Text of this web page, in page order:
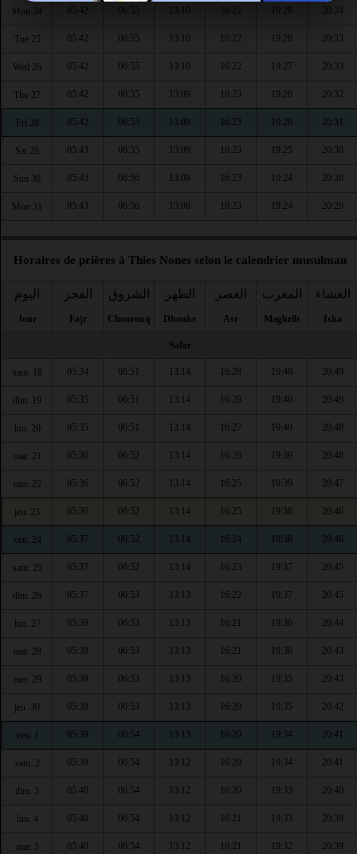
Mon 24 05:42 06:55 13:10 16:22 19:28 20:34
Tue 25 05:42 06:55 13:10 16:22 19:28 20:33
Wed 26 05:42 06:55 13:10 16:22 19:27 20:33
Thu 27 05:42 06:55 13:09 16:23 19:26 20:32
Fri 28 05:42 06:55 13:09 16:23 19:26 20:31
Sat 29 05:43 06:55 13:09 16:23 19:25 20:30
Sun 30 05:43 06:56 13:08 16:23 19:24 20:30
Mon 31 05:43 06:56 13:08 16:23 19:24 20:29
Horaires de prières à Thies Nones selon le calendrier musulman
اليوم
Jour
الفجر
Fajr
الشروق
Chourouq
الظهر
Dhouhr
العصر
Asr
المغرب
Maghrib
العشاء
Isha
Safar
sam. 18 05:34 06:51 13:14 16:28 19:40 20:49
dim. 19 05:35 06:51 13:14 16:28 19:40 20:49
lun. 20 05:35 06:51 13:14 16:27 19:40 20:48
mar. 21 05:36 06:52 13:14 16:26 19:39 20:48
mer. 22 05:36 06:52 13:14 16:25 19:39 20:47
jeu. 23 05:36 06:52 13:14 16:25 19:38 20:46
ven. 24 05:37 06:52 13:14 16:24 19:38 20:46
sam. 25 05:37 06:52 13:14 16:23 19:37 20:45
dim. 26 05:37 06:53 13:13 16:22 19:37 20:45
lun. 27 05:38 06:53 13:13 16:21 19:36 20:44
mar. 28 05:38 06:53 13:13 16:21 19:36 20:43
mer. 29 05:38 06:53 13:13 16:20 19:35 20:43
jeu. 30 05:39 06:53 13:13 16:20 19:35 20:42
ven. 1 05:39 06:54 13:13 16:20 19:34 20:41
sam. 2 05:39 06:54 13:12 16:20 19:34 20:41
dim. 3 05:40 06:54 13:12 16:20 19:33 20:40
lun. 4 05:40 06:54 13:12 16:21 19:33 20:39
mar. 5 05:40 06:54 13:12 16:21 19:32 20:39